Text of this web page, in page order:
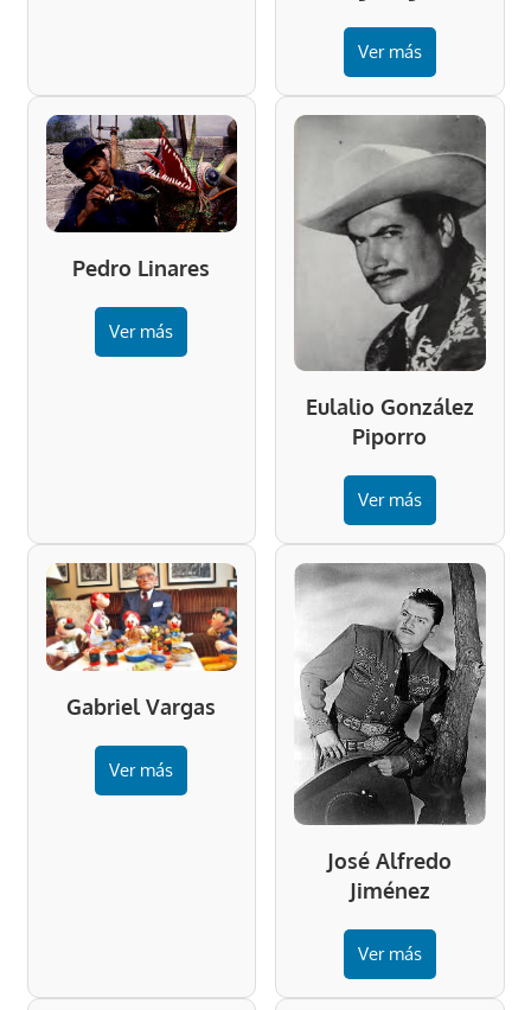
Ver más
Pedro Linares
Ver más
Eulalio González
Piporro
Ver más
Gabriel Vargas
Ver más
José Alfredo
Jiménez
Ver más